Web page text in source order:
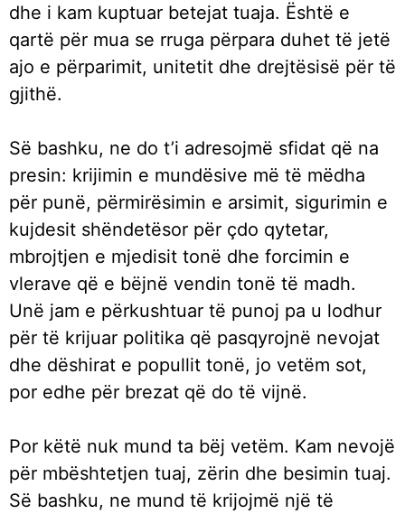
dhe i kam kuptuar betejat tuaja. Është e
qartë për mua se rruga përpara duhet të jetë
ajo e përparimit, unitetit dhe drejtësisë për të
gjithë.
Së bashku, ne do t’i adresojmë sfidat që na
presin: krijimin e mundësive më të mëdha
për punë, përmirësimin e arsimit, sigurimin e
kujdesit shëndetësor për çdo qytetar,
mbrojtjen e mjedisit tonë dhe forcimin e
vlerave që e bëjnë vendin tonë të madh.
Unë jam e përkushtuar të punoj pa u lodhur
për të krijuar politika që pasqyrojnë nevojat
dhe dëshirat e popullit tonë, jo vetëm sot,
por edhe për brezat që do të vijnë.
Por këtë nuk mund ta bëj vetëm. Kam nevojë
për mbështetjen tuaj, zërin dhe besimin tuaj.
Së bashku, ne mund të krijojmë një të